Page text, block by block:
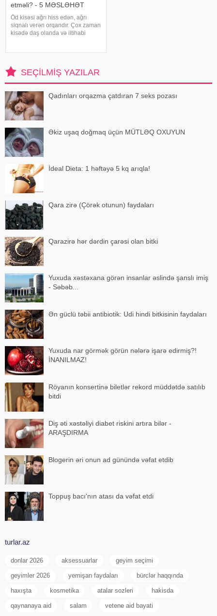
etməli? - 5 MƏSLƏHƏT
Öd kisəsi ağrı hiss edən, ağrı
siqnalı verən orqandır. Çox zaman
kisədə daş olanda və iltihabi
SEÇILMIŞ YAZILAR
Qadınları orqazma çatdıran 7 seks pozası
Əkiz uşaq doğmaq üçün MÜTLƏQ OXUYUN
İdeal Dieta: 1 həftəyə 5 kq arıqla!
Qara zirə (Çörək otunun) faydaları
Qarazirə hər dərdin çarəsi olan bitki
Yuxuda xəstəxana görən insanlar əslində şanslı imiş
- Səbəb...
Ən güclü təbii antibiotik: Udi hindi bitkisinin faydaları
Yuxuda nar görmək görün nələrə işarə edirmiş?!
İNANILMAZ!
Röyanın konsertinə biletlər rekord müddətdə satılıb
bitdi
Diş əti xəstəliyi diabet riskini artıra bilər -
ARAŞDIRMA
Blogerin əri onun ad günündə vəfat etdib
Toppuş bacı'nın atası da vəfat etdi
turlar.az
donlar 2026 aksessuarlar geyim seçimi
geyimler 2026 yemişan faydaları bürclər haqqında
haxışta kosmetika atalar sozleri hakisda
qaynanaya aid salam vetene aid bayati